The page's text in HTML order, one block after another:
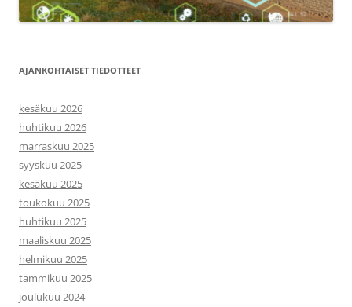
AJANKOHTAISET TIEDOTTEET
kesäkuu 2026
huhtikuu 2026
marraskuu 2025
syyskuu 2025
kesäkuu 2025
toukokuu 2025
huhtikuu 2025
maaliskuu 2025
helmikuu 2025
tammikuu 2025
joulukuu 2024